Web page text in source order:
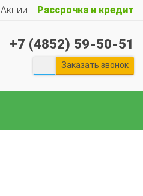
Акции Рассрочка и кредит
+7 (4852) 59-50-51
Заказать звонок